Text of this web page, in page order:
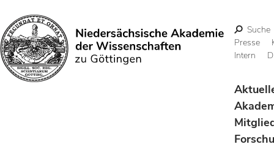
Suchen
Suche
Presse
Intern